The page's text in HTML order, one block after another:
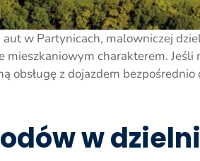
w Partynicach, malowniczej
mieszkaniowym charakterem.
obsługę z dojazdem
w